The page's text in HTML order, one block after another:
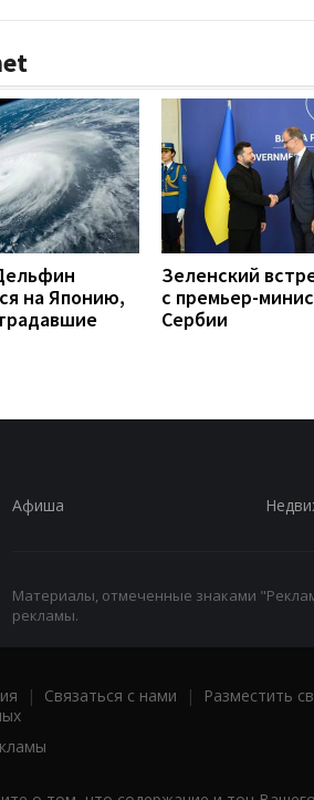
на Японию,
Зеленский
с премьер-
Сербии
Афиша
Материалы, отмеченные знаками
рекламы.
| Связаться с нами | Разместить